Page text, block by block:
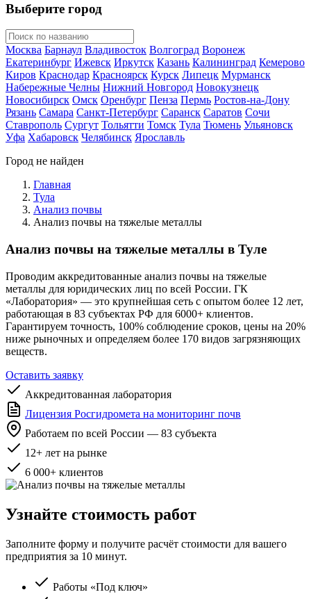
Выберите город
Москва Барнаул Владивосток Волгоград Воронеж
Екатеринбург Ижевск Иркутск Казань Калининград Кемерово
Киров Краснодар Красноярск Курск Липецк Мурманск
Набережные Челны Нижний Новгород Новокузнецк
Новосибирск Омск Оренбург Пенза Пермь Ростов-на-Дону
Рязань Самара Санкт-Петербург Саранск Саратов Сочи
Ставрополь Сургут Тольятти Томск Тула Тюмень Ульяновск
Уфа Хабаровск Челябинск Ярославль
Город не найден
Главная
Тула
Анализ почвы
Анализ почвы на тяжелые металлы
Анализ почвы на тяжелые металлы в Туле
Проводим аккредитованные анализ почвы на тяжелые
металлы для юридических лиц по всей России. ГК
«Лаборатория» — это крупнейшая сеть с опытом более 12 лет,
работающая в 83 субъектах РФ для 6000+ клиентов.
Гарантируем точность, 100% соблюдение сроков, цены на 20%
ниже рыночных и определяем более 170 видов загрязняющих
веществ.
Оставить заявку
Аккредитованная лаборатория
Лицензия Росгидромета на мониторинг почв
Работаем по всей России — 83 субъекта
12+ лет на рынке
6 000+ клиентов
Узнайте стоимость работ
Заполните форму и получите расчёт стоимости для вашего
предприятия за 10 минут.
Работы «Под ключ»